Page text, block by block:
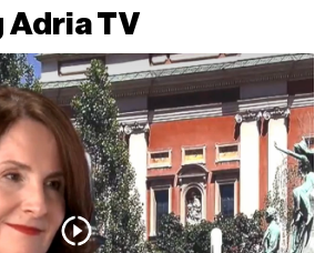
Adria TV